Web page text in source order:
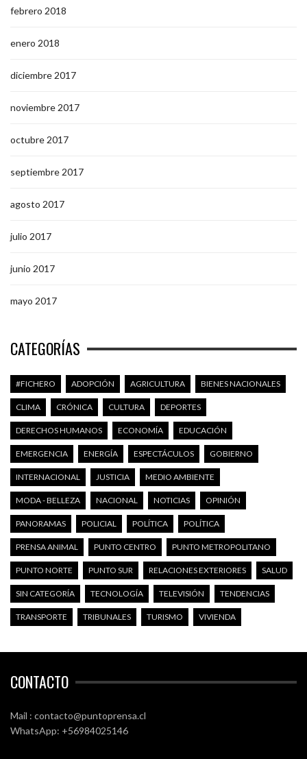
febrero 2018
enero 2018
diciembre 2017
noviembre 2017
octubre 2017
septiembre 2017
agosto 2017
julio 2017
junio 2017
mayo 2017
CATEGORÍAS
#FICHERO ADOPCIÓN AGRICULTURA BIENES NACIONALES
CLIMA CRÓNICA CULTURA DEPORTES
DERECHOS HUMANOS ECONOMÍA EDUCACIÓN
EMERGENCIA ENERGÍA ESPECTÁCULOS GOBIERNO
INTERNACIONAL JUSTICIA MEDIO AMBIENTE
MODA - BELLEZA NACIONAL NOTICIAS OPINIÓN
PANORAMAS POLICIAL POLÍTICA POLÍTICA
PRENSA ANIMAL PUNTO CENTRO PUNTO METROPOLITANO
PUNTO NORTE PUNTO SUR RELACIONES EXTERIORES SALUD
SIN CATEGORÍA TECNOLOGÍA TELEVISIÓN TENDENCIAS
TRANSPORTE TRIBUNALES TURISMO VIVIENDA
CONTACTO
Mail : contacto@puntoprensa.cl
WhatsApp: +56984025146